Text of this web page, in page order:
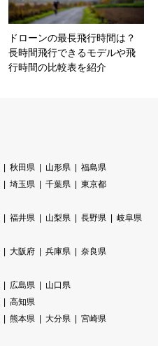
ドローンの最長飛行時間は？
長時間飛行できるモデルや飛
行時間の比較表を紹介
秋田県 山形県
福島県
埼玉県 千葉県
東京都
福井県 山梨県 長野県
岐阜県
大阪府 兵庫県
奈良県
広島県
山口県
高知県
熊本県 大分県
宮崎県